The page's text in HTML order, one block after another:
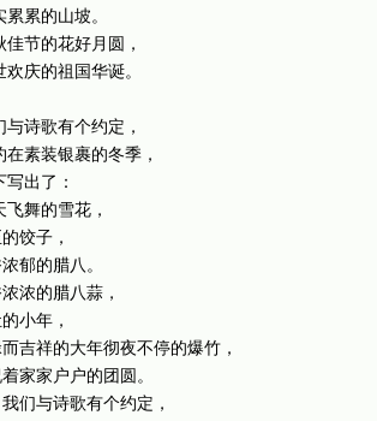
山坡。
好月圆，
国华诞。
个约定，
裹的冬季，
：
雪花，
，
腊八。
腊八蒜，
，
大年彻夜不停的爆竹，
户的团圆。
歌有个约定，